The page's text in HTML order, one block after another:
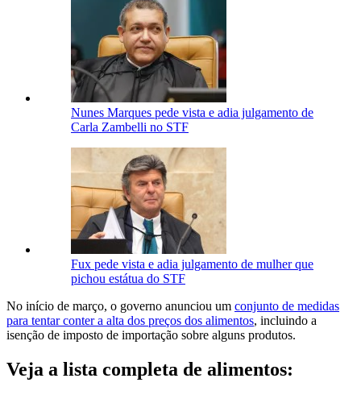
Nunes Marques pede vista e adia julgamento de
Carla Zambelli no STF
Fux pede vista e adia julgamento de mulher que
pichou estátua do STF
No início de março, o governo anunciou um conjunto de medidas
para tentar conter a alta dos preços dos alimentos, incluindo a
isenção de imposto de importação sobre alguns produtos.
Veja a lista completa de alimentos: